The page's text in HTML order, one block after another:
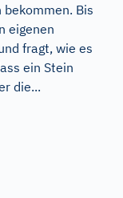
Bis
eigenen
fragt, wie es
ein Stein
die...